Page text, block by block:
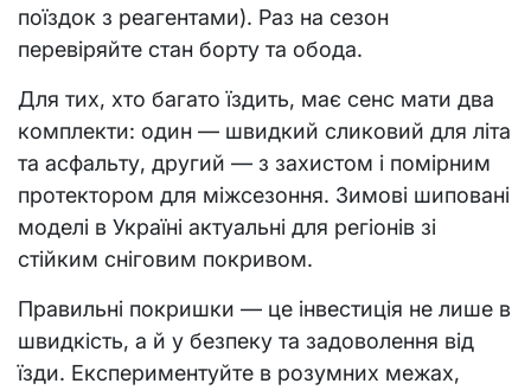
поїздок з реагентами). Раз на сезон
перевіряйте стан борту та обода.
Для тих, хто багато їздить, має сенс мати два
комплекти: один — швидкий сликовий для літа
та асфальту, другий — з захистом і помірним
протектором для міжсезоння. Зимові шиповані
моделі в Україні актуальні для регіонів зі
стійким сніговим покривом.
Правильні покришки — це інвестиція не лише в
швидкість, а й у безпеку та задоволення від
їзди. Експериментуйте в розумних межах,